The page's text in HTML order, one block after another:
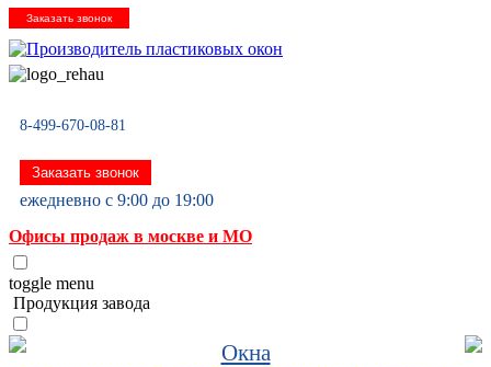
Заказать звонок
8-499-670-08-81
Заказать звонок
ежедневно с 9:00 до 19:00
Офисы продаж в москве и МО
toggle menu
Продукция завода
Окна